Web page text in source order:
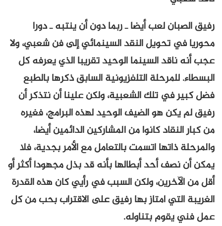
رفيق الصبان لعب أيضا ـ ربما دون أن ينتبه ـ دورا
محوريا في تحويل النقد السينمائي إلى فن شعبي، ولا
عجب أنه ناقد السينما الوحيد تقريبا الذي يعرفه كل
البسطاء. للمرحلة التلفزيونية السابق ذكرها بالطبع
فضل كبير في تلك الشعبية، ولكن علينا أن نتذكر أن
رفيق لم يكن هو الضيف الوحيد لهذه البرامج، فغيره
من كبار النقاد كانوا من المشاركين الدائمين أيضا،
والمرحلة ذاتها اتسمت بالتعامل مع الأمر بجدية، فلا
يمكن أن نصف أحد أبطالها بأنه قد بذل مجهودا أكثر أو
أقل من الآخرين، ولكن السبب في رأيي كان هذه القدرة
الغريبة التي امتاز بها رفيق على الاقتراب بحب من كل
عمل فني يقوم بتناوله.